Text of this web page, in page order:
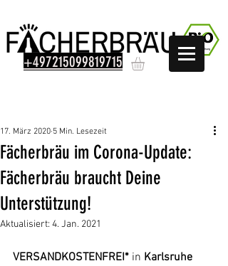
+497215099819715
Fächerbräu im Corona-Update:
Fächerbräu braucht Deine
Unterstützung!
17. März 2020 5 Min. Lesezeit
Aktualisiert: 4. Jan. 2021
VERSANDKOSTENFREI* in Karlsruhe